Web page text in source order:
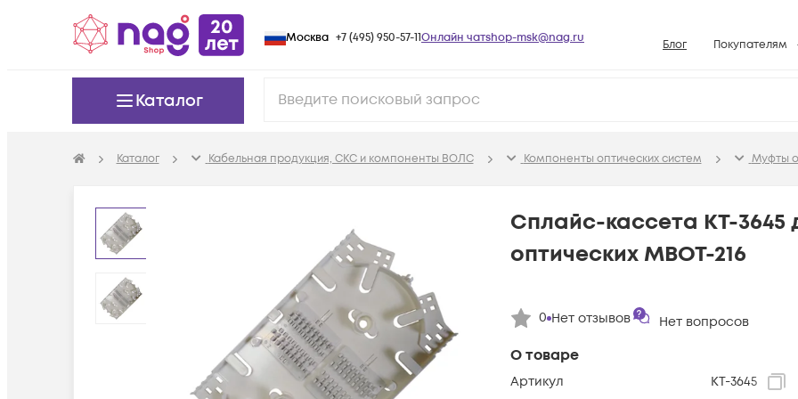
Москва +7 (495) 950-57-11Онлайн чатshop-msk@nag.ru Блог Покупателям
Условия
Возврат
Вопросы и
Конфигураторы
Каталог
Каталог Кабельная продукция, СКС и компоненты ВОЛС Компоненты оптических систем Муфты
О товаре
Артикул
КТ-3645
Сплайс-кассета КТ-3645
оптических МВОТ-216
0 Нет отзывов Нет вопросов